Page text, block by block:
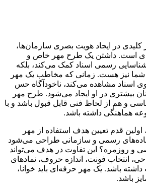
در ایجاد هویت بصری سازمان‌ها،
است. داشتن یک طرح مهر خاص و
شناسایی رسمی اسناد کمک می‌کند، بلکه
نیز هست. زمانی که مخاطب یک مهر
اسناد مشاهده می‌کند، ناخودآگاه حس
بیشتری در او ایجاد می‌شود. طرح مهر
و هم از لحاظ فنی قابل قبول باشد و با
هماهنگی داشته باشد.
قدم تعیین هدف استفاده از مهر
رسمی و سازمانی طراحی می‌شود
و روزمره؟ این تفاوت در هدف می‌تواند
انتخاب فونت، اندازه حروف، نمادهای
باشد. یک مهر حرفه‌ای باید خوانا،
باشد.